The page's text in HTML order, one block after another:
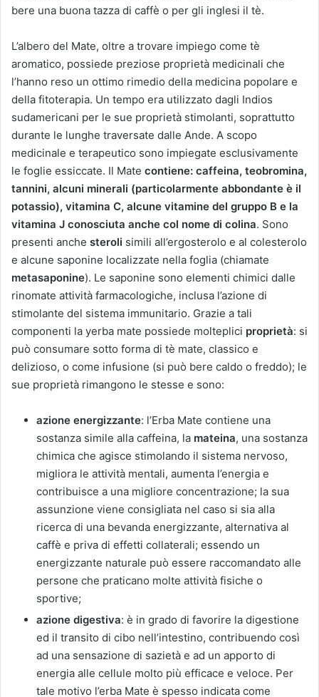
bere una buona tazza di caffè o per gli inglesi il tè.
L’albero del Mate, oltre a trovare impiego come tè
aromatico, possiede preziose proprietà medicinali che
l’hanno reso un ottimo rimedio della medicina popolare e
della fitoterapia. Un tempo era utilizzato dagli Indios
sudamericani per le sue proprietà stimolanti, soprattutto
durante le lunghe traversate dalle Ande. A scopo
medicinale e terapeutico sono impiegate esclusivamente
le foglie essiccate. Il Mate contiene: caffeina, teobromina,
tannini, alcuni minerali (particolarmente abbondante è il
potassio), vitamina C, alcune vitamine del gruppo B e la
vitamina J conosciuta anche col nome di colina. Sono
presenti anche steroli simili all’ergosterolo e al colesterolo
e alcune saponine localizzate nella foglia (chiamate
metasaponine). Le saponine sono elementi chimici dalle
rinomate attività farmacologiche, inclusa l’azione di
stimolante del sistema immunitario. Grazie a tali
componenti la yerba mate possiede molteplici proprietà: si
può consumare sotto forma di tè mate, classico e
delizioso, o come infusione (si può bere caldo o freddo); le
sue proprietà rimangono le stesse e sono:
azione energizzante: l’Erba Mate contiene una
sostanza simile alla caffeina, la mateina, una sostanza
chimica che agisce stimolando il sistema nervoso,
migliora le attività mentali, aumenta l’energia e
contribuisce a una migliore concentrazione; la sua
assunzione viene consigliata nel caso si sia alla
ricerca di una bevanda energizzante, alternativa al
caffè e priva di effetti collaterali; essendo un
energizzante naturale può essere raccomandato alle
persone che praticano molte attività fisiche o
sportive;
azione digestiva: è in grado di favorire la digestione
ed il transito di cibo nell’intestino, contribuendo così
ad una sensazione di sazietà e ad un apporto di
energia alle cellule molto più efficace e veloce. Per
tale motivo l’erba Mate è spesso indicata come